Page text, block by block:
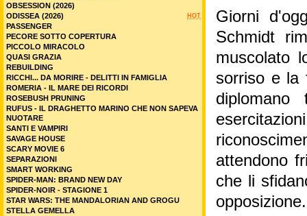
Giorni
Schmidt
muscolato
sorriso e la
attendono
che li
opposizione.
OBSESSION (2026)
HOT
ODISSEA (2026)
PASSENGER
PECORE SOTTO COPERTURA
PICCOLO MIRACOLO
QUASI GRAZIA
REBUILDING
RICCHI... DA MORIRE - DELITTI IN FAMIGLIA
ROMERIA - IL MARE DEI RICORDI
ROSEBUSH PRUNING
RUFUS - IL DRAGHETTO MARINO CHE NON SAPEVA
NUOTARE
SANTI E VAMPIRI
SAVAGE HOUSE
SCARY MOVIE 6
SEPARAZIONI
SMART WORKING
SPIDER-MAN: BRAND NEW DAY
SPIDER-NOIR - STAGIONE 1
STAR WARS: THE MANDALORIAN AND GROGU
STELLA GEMELLA